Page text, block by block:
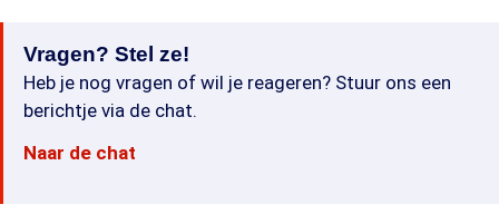
Vragen? Stel ze!
Heb je nog vragen of wil je reageren? Stuur ons een
berichtje via de chat.
Naar de chat